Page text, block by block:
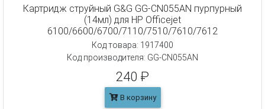
Картридж струйный G&G GG-CN055AN пурпурный
(14мл) для HP Officejet
6100/6600/6700/7110/7510/7610/7612
Код товара: 1917400
Код производителя: GG-CN055AN
240 ₽
В корзину